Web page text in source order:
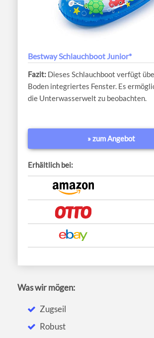
Bestway Schlauchboot Junior*
Dieses Schlauchboot verfügt
Boden integriertes Fenster. Es
die Unterwasserwelt zu beobachten.
» zum Angebot
Erhältlich bei:
Was wir mögen:
Zugseil
Robust